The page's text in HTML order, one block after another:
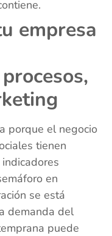
empresa
porque el negocio
tienen
en
se está
demanda del
puede